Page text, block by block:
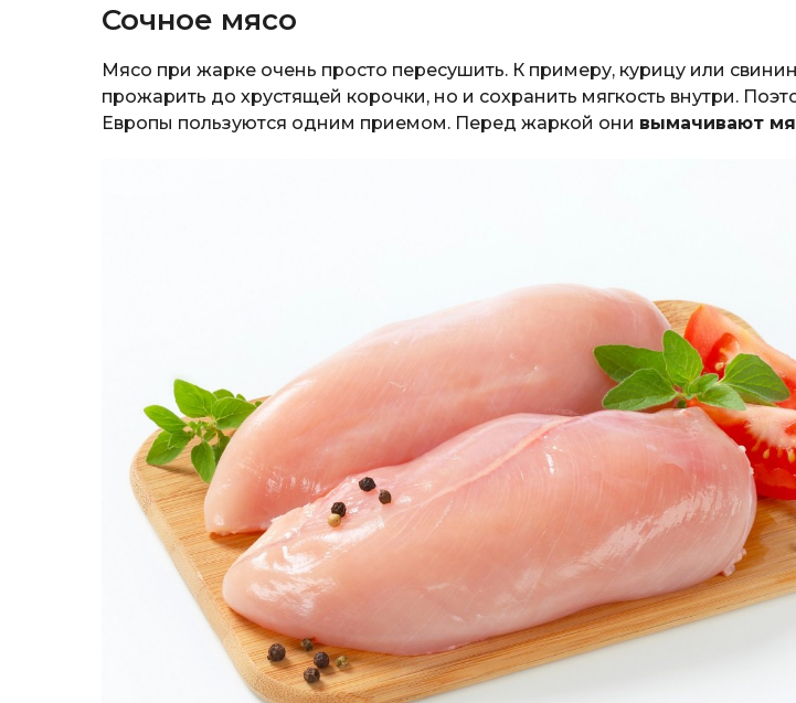
Сочное мясо
Мясо при жарке очень просто пересушить. К примеру, курицу или
прожарить до хрустящей корочки, но и сохранить мягкость внутри.
Европы пользуются одним приемом. Перед жаркой они вымачивают